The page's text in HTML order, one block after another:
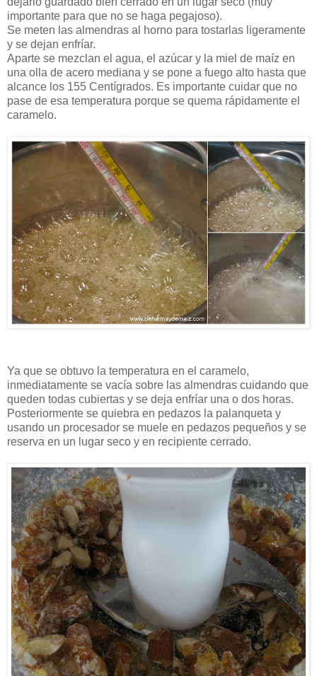
importante para que no se haga pegajoso).
Se meten las almendras al horno para tostarlas ligeramente
y se dejan enfríar.
Aparte se mezclan el agua, el azúcar y la miel de maíz en
una olla de acero mediana y se pone a fuego alto hasta que
alcance los 155 Centígrados. Es importante cuidar que no
pase de esa temperatura porque se quema rápidamente el
caramelo.
Ya que se obtuvo la temperatura en el caramelo,
inmediatamente se vacía sobre las almendras cuidando que
queden todas cubiertas y se deja enfríar una o dos horas.
Posteriormente se quiebra en pedazos la palanqueta y
usando un procesador se muele en pedazos pequeños y se
reserva en un lugar seco y en recipiente cerrado.